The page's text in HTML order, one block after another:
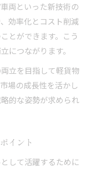
両といった新技術の
効率化とコスト削減
とができます。こう
につながります。
立を目指して軽貨物
場の成長性を活かし
的な姿勢が求められ
イント
して活躍するために